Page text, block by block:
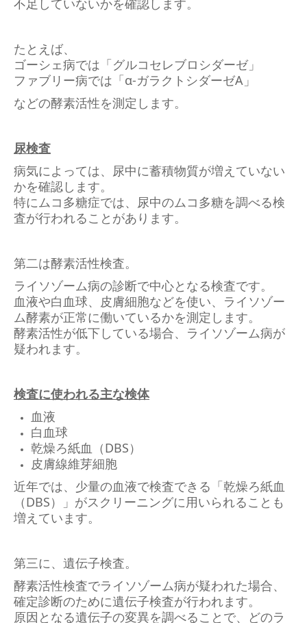
不足していないかを確認します。
たとえば、
ゴーシェ病では「グルコセレブロシダーゼ」
ファブリー病では「α-ガラクトシダーゼA」
などの酵素活性を測定します。
尿検査
病気によっては、尿中に蓄積物質が増えていない
かを確認します。
特にムコ多糖症では、尿中のムコ多糖を調べる検
査が行われることがあります。
第二は酵素活性検査。
ライソゾーム病の診断で中心となる検査です。
血液や白血球、皮膚細胞などを使い、ライソゾー
ム酵素が正常に働いているかを測定します。
酵素活性が低下している場合、ライソゾーム病が
疑われます。
検査に使われる主な検体
血液
白血球
乾燥ろ紙血（DBS）
皮膚線維芽細胞
近年では、少量の血液で検査できる「乾燥ろ紙血
（DBS）」がスクリーニングに用いられることも
増えています。
第三に、遺伝子検査。
酵素活性検査でライソゾーム病が疑われた場合、
確定診断のために遺伝子検査が行われます。
原因となる遺伝子の変異を調べることで、どのラ